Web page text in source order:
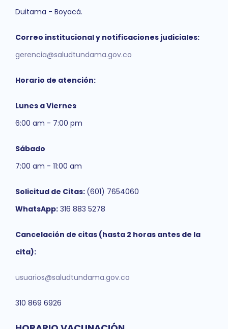
Duitama - Boyacá.
Correo institucional y notificaciones judiciales:
gerencia@saludtundama.gov.co
Horario de atención:
Lunes a Viernes
6:00 am - 7:00 pm
Sábado
7:00 am - 11:00 am
Solicitud de Citas: (601) 7654060
WhatsApp: 316 883 5278
Cancelación de citas (hasta 2 horas antes de la
cita):
usuarios@saludtundama.gov.co
310 869 6926